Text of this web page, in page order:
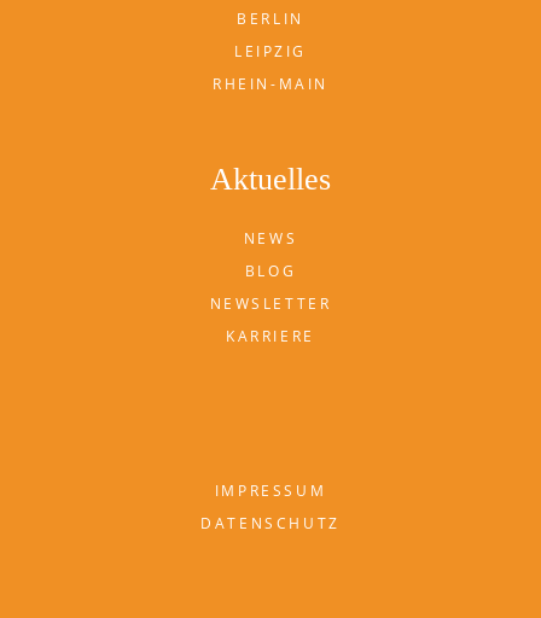
BERLIN
LEIPZIG
RHEIN-MAIN
Aktuelles
NEWS
BLOG
NEWSLETTER
KARRIERE
IMPRESSUM
DATENSCHUTZ